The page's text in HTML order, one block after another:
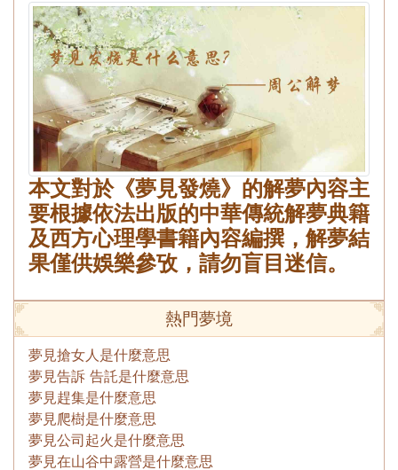
本文對於《夢見發燒》的解夢內容主
要根據依法出版的中華傳統解夢典籍
及西方心理學書籍內容編撰，解夢結
果僅供娛樂參攷，請勿盲目迷信。
熱門夢境
夢見搶女人是什麼意思
夢見告訴 告託是什麼意思
夢見趕集是什麼意思
夢見爬樹是什麼意思
夢見公司起火是什麼意思
夢見在山谷中露營是什麼意思